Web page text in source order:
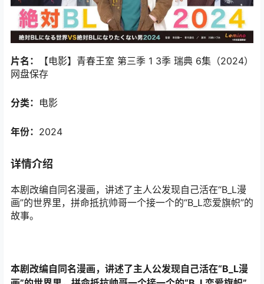
片名：
【电影】青春王室 第三季 1 3季 瑞典 6集（2024）
网盘保存
分类： 电影
年份： 2024
详情介绍
本剧改编自同名漫画，讲述了主人公发现自己活在“B_L漫
画”的世界里，拼命抵抗帅哥一个接一个的“B_L恋爱旗帜”的
故事。
本剧改编自同名漫画，讲述了主人公发现自己活在“B_L漫